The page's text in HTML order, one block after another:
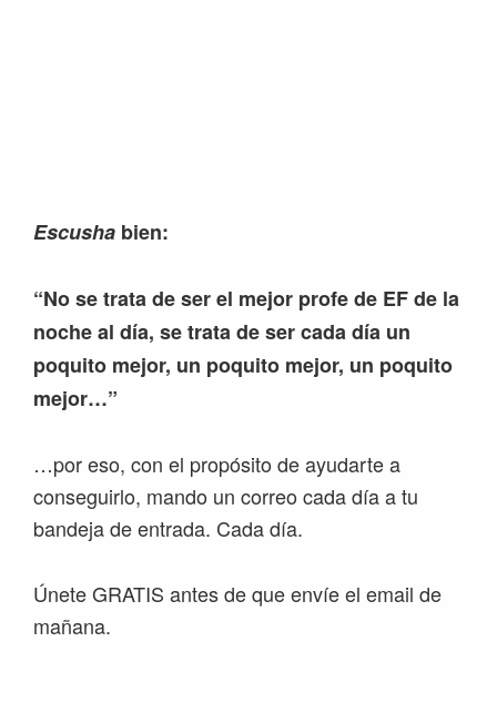
Escusha bien:
“No se trata de ser el mejor profe de EF de la
noche al día, se trata de ser cada día un
poquito mejor, un poquito mejor, un poquito
mejor…”
…por eso, con el propósito de ayudarte a
conseguirlo, mando un correo cada día a tu
bandeja de entrada. Cada día.
Únete GRATIS antes de que envíe el email de
mañana.